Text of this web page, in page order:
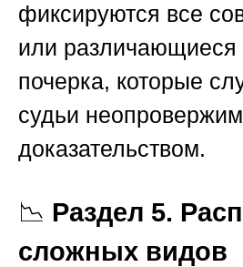
фиксируются все
или различающиеся
почерка, которые
судьи
доказательством.
📉 Раздел 5.
сложных видов